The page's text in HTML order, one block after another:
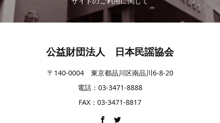
公益財団法人 日本民謡協会
〒140-0004 東京都品川区南品川6-8-20
電話：03-3471-8888
FAX：03-3471-8817